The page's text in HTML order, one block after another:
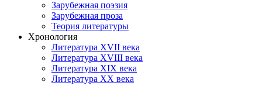
Зарубежная поэзия
Зарубежная проза
Теория литературы
Хронология
Литература XVII века
Литература XVIII века
Литература XIX века
Литература XX века